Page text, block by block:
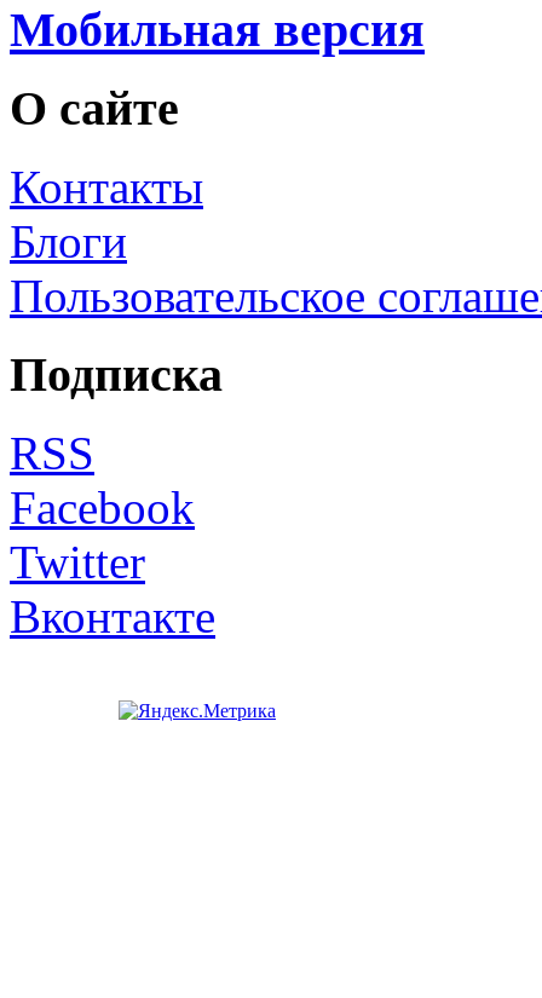
Мобильная версия
О сайте
Контакты
Блоги
Пользовательское
Подписка
RSS
Facebook
Twitter
Вконтакте